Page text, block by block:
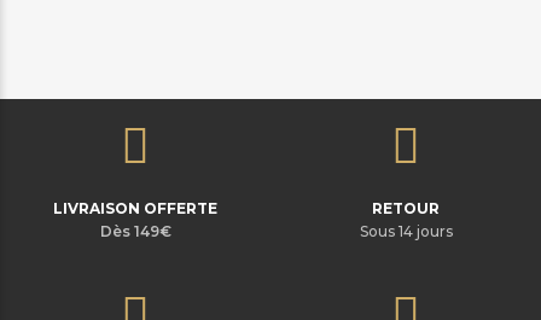
LIVRAISON OFFERTE
Dès 149€
RETOUR
Sous 14 jours